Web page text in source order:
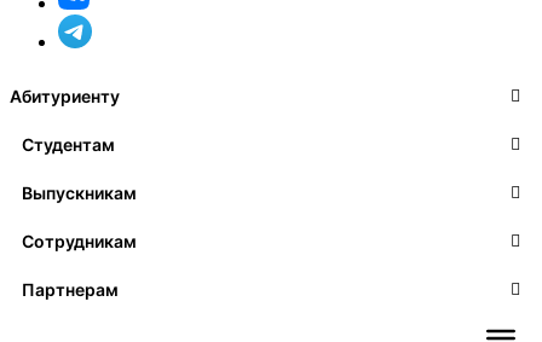
Абитуриенту
Студентам
Выпускникам
Сотрудникам
Партнерам